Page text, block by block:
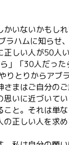
いないかもし
ハムに知らせ
しい人が50人
」「30人だっ
とりからアブ
まはご自分の
いに近づいて
と。それは単
正しい人を求